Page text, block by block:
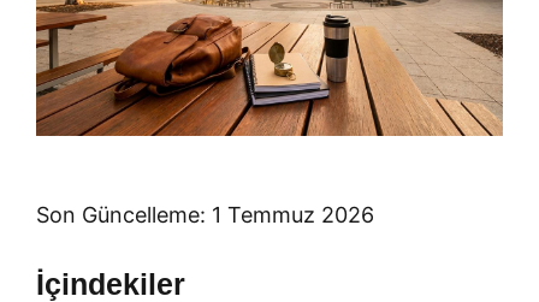
Son Güncelleme: 1 Temmuz 2026
İçindekiler